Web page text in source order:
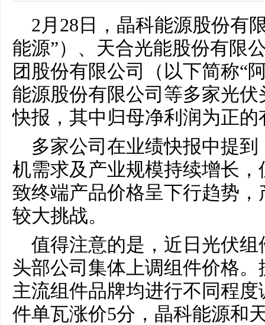
2月28日，晶科能源股份有
能源”）、天合光能股份有限
团股份有限公司（以下简称“
能源股份有限公司等多家光
快报，其中归母净利润为正
多家公司在业绩快报中提
机需求及产业规模持续增长
致终端产品价格呈下行趋势
较大挑战。
值得注意的是，近日光伏
头部公司集体上调组件价格
主流组件品牌均进行不同程
件单瓦涨价5分，晶科能源和